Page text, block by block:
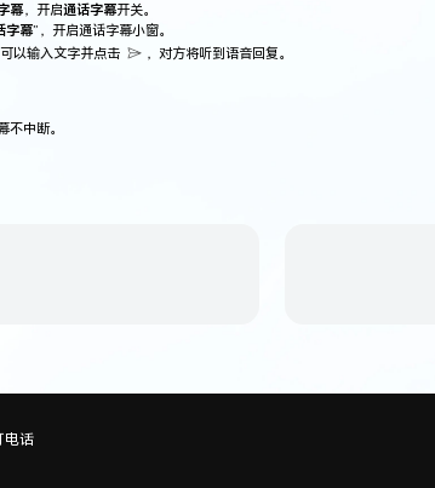
幕，开启通话字幕开关。
字幕”，开启通话字幕小窗。
以输入文字并点击
，对方将听到语音回复。
不中断。
电话